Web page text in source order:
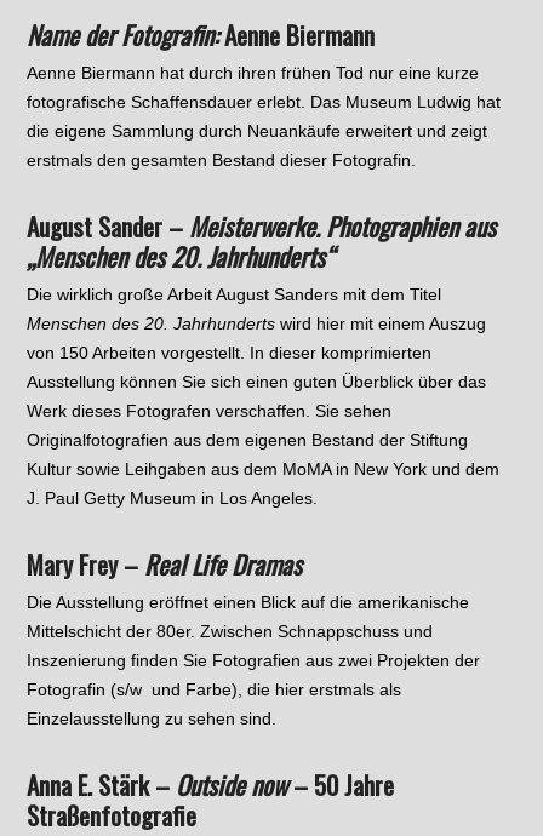
Name der Fotografin:Aenne Biermann
Aenne Biermann hat durch ihren frühen Tod nur eine kurze
fotografische Schaffensdauer erlebt. Das Museum Ludwig hat
die eigene Sammlung durch Neuankäufe erweitert und zeigt
erstmals den gesamten Bestand dieser Fotografin.
August Sander –Meisterwerke. Photographien aus
„Menschen des 20. Jahrhunderts“
Die wirklich große Arbeit August Sanders mit dem Titel
Menschen des 20. Jahrhunderts wird hier mit einem Auszug
von 150 Arbeiten vorgestellt. In dieser komprimierten
Ausstellung können Sie sich einen guten Überblick über das
Werk dieses Fotografen verschaffen. Sie sehen
Originalfotografien aus dem eigenen Bestand der Stiftung
Kultur sowie Leihgaben aus dem MoMA in New York und dem
J. Paul Getty Museum in Los Angeles.
Mary Frey –Real Life Dramas
Die Ausstellung eröffnet einen Blick auf die amerikanische
Mittelschicht der 80er. Zwischen Schnappschuss und
Inszenierung finden Sie Fotografien aus zwei Projekten der
Fotografin (s/w und Farbe), die hier erstmals als
Einzelausstellung zu sehen sind.
Anna E. Stärk – Outside now– 50 Jahre
Straßenfotografie